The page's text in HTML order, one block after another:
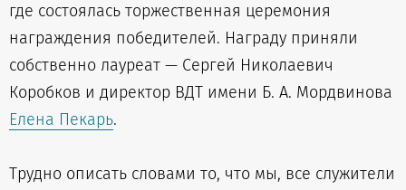
где состоялась торжественная церемония
награждения победителей. Награду приняли
собственно лауреат — Сергей Николаевич
Коробков и директор ВДТ имени Б. А. Мордвинова
Елена Пекарь.
Трудно описать словами то, что мы, все служители